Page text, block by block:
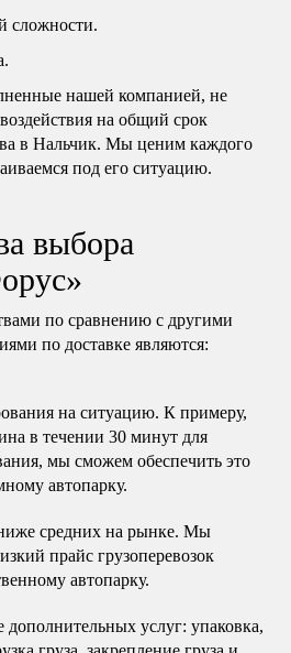
сложности.
нашей компанией, не
на общий срок
в Нальчик. Мы ценим каждого
под его ситуацию.
выбора
по сравнению с другими
по доставке являются:
на ситуацию. К примеру,
в течении 30 минут для
мы сможем обеспечить это
автопарку.
средних на рынке. Мы
прайс грузоперевозок
автопарку.
дополнительных услуг: упаковка,